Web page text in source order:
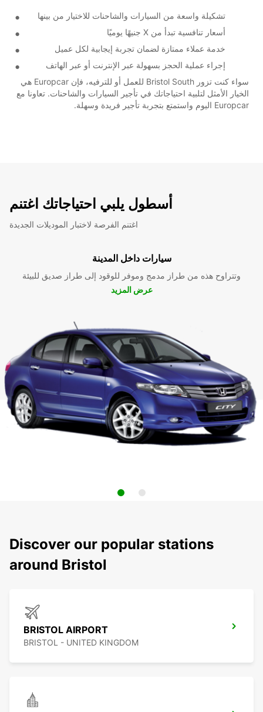
تشكيلة واسعة من السيارات والشاحنات للاختيار من بينها
أسعار تنافسية تبدأ من X جنيهًا يوميًا
خدمة عملاء ممتازة لضمان تجربة إيجابية لكل عميل
إجراء عملية الحجز بسهولة عبر الإنترنت أو عبر الهاتف
سواء كنت تزور Bristol South للعمل أو للترفيه، فإن Europcar هي
الخيار الأمثل لتلبية احتياجاتك في تأجير السيارات والشاحنات. تعاونا مع
Europcar اليوم واستمتع بتجربة تأجير فريدة وسهلة.
أسطول يلبي احتياجاتك اغتنم
اغتنم الفرصة لاختبار الموديلات الجديدة
سيارات داخل المدينة
وتتراوح هذه من طراز مدمج وموفر للوقود إلى طراز صديق للبيئة
عرض المزيد
Discover our popular stations
around Bristol
BRISTOL AIRPORT
BRISTOL - UNITED KINGDOM